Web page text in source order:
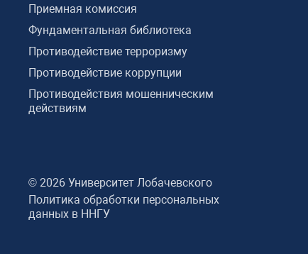
Приемная комиссия
Фундаментальная библиотека
Противодействие терроризму
Противодействие коррупции
Противодействия мошенническим
действиям
© 2026 Университет Лобачевского
Политика обработки персональных
данных в ННГУ